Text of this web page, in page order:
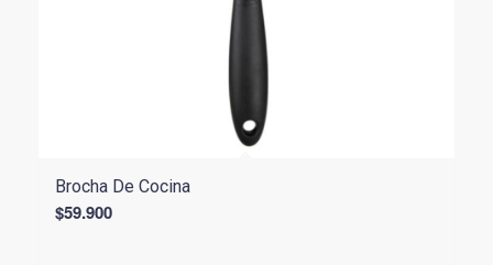
Brocha De Cocina
$59.900